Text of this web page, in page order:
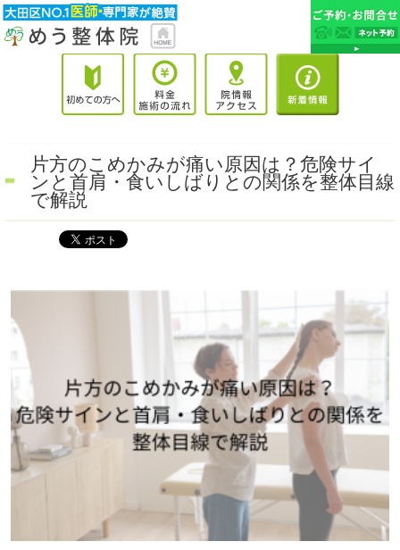
片方のこめかみが痛い原因は？危険サイ
ンと首肩・食いしばりとの関係を整体目線
で解説